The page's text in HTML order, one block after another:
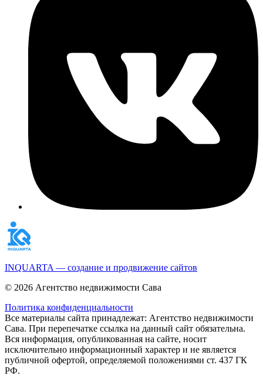
INQUARTA — создание и продвижение сайтов
© 2026 Агентство недвижимости Сава
Политика конфиденциальности
Все материалы сайта принадлежат: Агентство недвижимости
Сава. При перепечатке ссылка на данный сайт обязательна.
Вся информация, опубликованная на сайте, носит
исключительно информационный характер и не является
публичной офертой, определяемой положениями ст. 437 ГК
РФ.